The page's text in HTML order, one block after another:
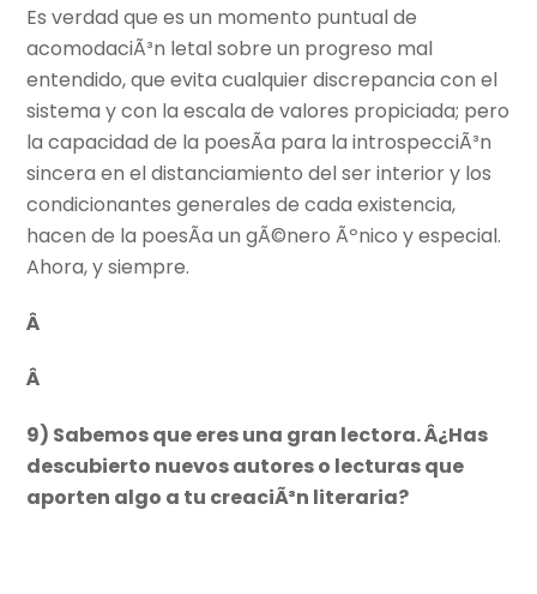
Es verdad que es un momento puntual de
acomodaciÃ³n letal sobre un progreso mal
entendido, que evita cualquier discrepancia con el
sistema y con la escala de valores propiciada; pero
la capacidad de la poesÃ­a para la introspecciÃ³n
sincera en el distanciamiento del ser interior y los
condicionantes generales de cada existencia,
hacen de la poesÃ­a un gÃ©nero Ãºnico y especial.
Ahora, y siempre.
Â
Â
9) Sabemos que eres una gran lectora. Â¿Has
descubierto nuevos autores o lecturas que
aporten algo a tu creaciÃ³n literaria?